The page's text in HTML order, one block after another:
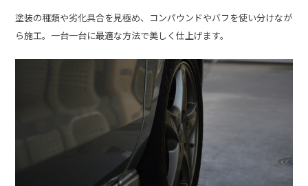
塗装の種類や劣化具合を見極め、コンパウンドやバフを使い分けなが
ら施工。一台一台に最適な方法で美しく仕上げます。